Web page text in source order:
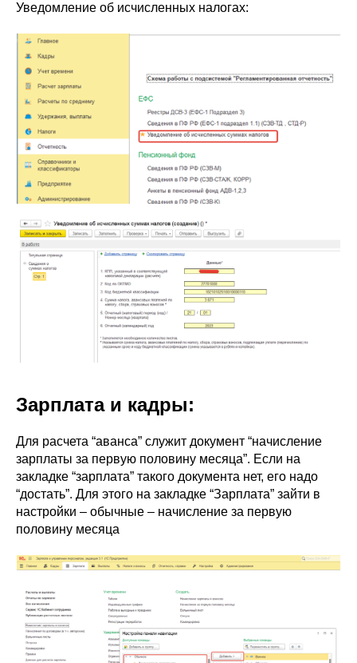
Уведомление об исчисленных налогах:
Зарплата и кадры:
Для расчета “аванса” служит документ “начисление
зарплаты за первую половину месяца”. Если на
закладке “зарплата” такого документа нет, его надо
“достать”. Для этого на закладке “Зарплата” зайти в
настройки – обычные – начисление за первую
половину месяца